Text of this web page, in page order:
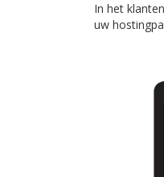
In het
uw